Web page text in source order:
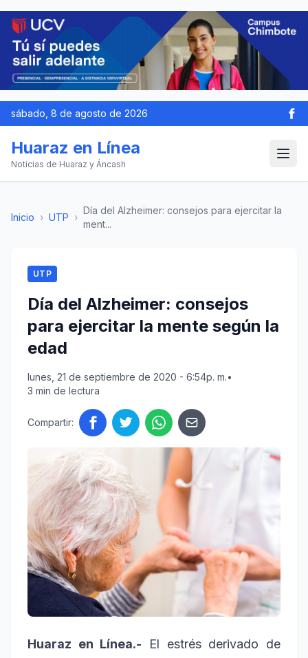
sábado, 8 de agosto de 2026
Huaraz en Línea
Noticias de Huaraz y Áncash
Inicio › UTP ›
Día del Alzheimer: consejos para ejercitar la
ment...
UTP
Día del Alzheimer: consejos
para ejercitar la mente según la
edad
lunes, 21 de septiembre de 2020 - 6:54p. m.•
3 min de lectura
Compartir:
Huaraz en Línea.- El estrés derivado de